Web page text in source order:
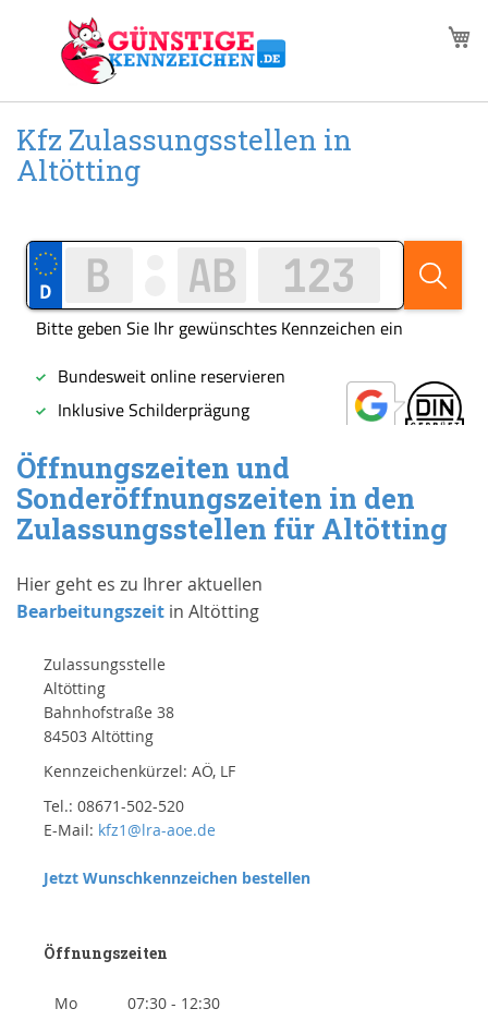
springen
Kfz Zulassungsstellen in
Altötting
Öffnungszeiten und
Sonderöffnungszeiten in den
Zulassungsstellen für Altötting
Hier geht es zu Ihrer aktuellen
Bearbeitungszeit in Altötting
Zulassungsstelle
Altötting
Bahnhofstraße 38
84503 Altötting
Kennzeichenkürzel: AÖ, LF
Tel.: 08671-502-520
E-Mail: kfz1@lra-aoe.de
Jetzt Wunschkennzeichen bestellen
Öffnungszeiten
Mo
07:30 - 12:30